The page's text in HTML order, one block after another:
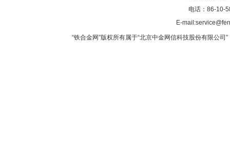
电话：86-10-
E-
“铁合金网”版权所有属于“北京中金网信科技股份有限公司